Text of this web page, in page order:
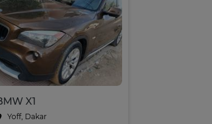
X1
Yoff, Dakar